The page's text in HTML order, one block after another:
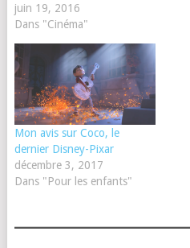
juin 19, 2016
Dans "Cinéma"
Mon avis sur Coco, le
dernier Disney-Pixar
décembre 3, 2017
Dans "Pour les enfants"